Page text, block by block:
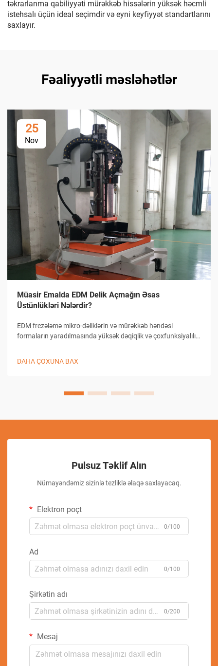
təkrarlanma qabiliyyəti mürəkkəb hissələrin yüksək həcmli
istehsalı üçün ideal seçimdir və eyni keyfiyyət standartlarını
saxlayır.
Fəaliyyətli məsləhətlər
25
Nov
Müasir Emalda EDM Delik Açmağın Əsas
Üstünlükləri Nələrdir?
EDM frezələmə mikro-dəliklərin və mürəkkəb həndəsi
formaların yaradılmasında yüksək dəqiqlik və çoxfunksiyalılıq
elektrik boşaldılmasından istifadə edir və beləcə istehsal...
DAHA ÇOXUNA BAX
Pulsuz Təklif Alın
Nümayəndəmiz sizinlə tezliklə əlaqə saxlayacaq.
Elektron poçt
0/100
Ad
0/100
Şirkətin adı
0/200
Mesaj